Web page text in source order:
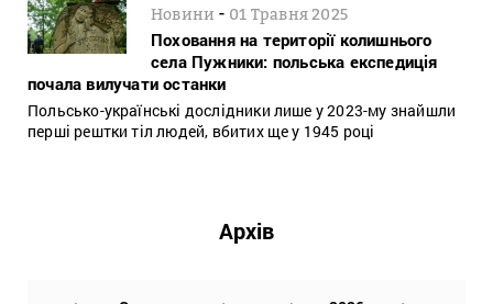
Новини - 01 Травня 2025
Поховання на території колишнього
села Пужники: польська експедиція
почала вилучати останки
Польсько-українські дослідники лише у 2023-му знайшли
перші рештки тіл людей, вбитих ще у 1945 році
Архів